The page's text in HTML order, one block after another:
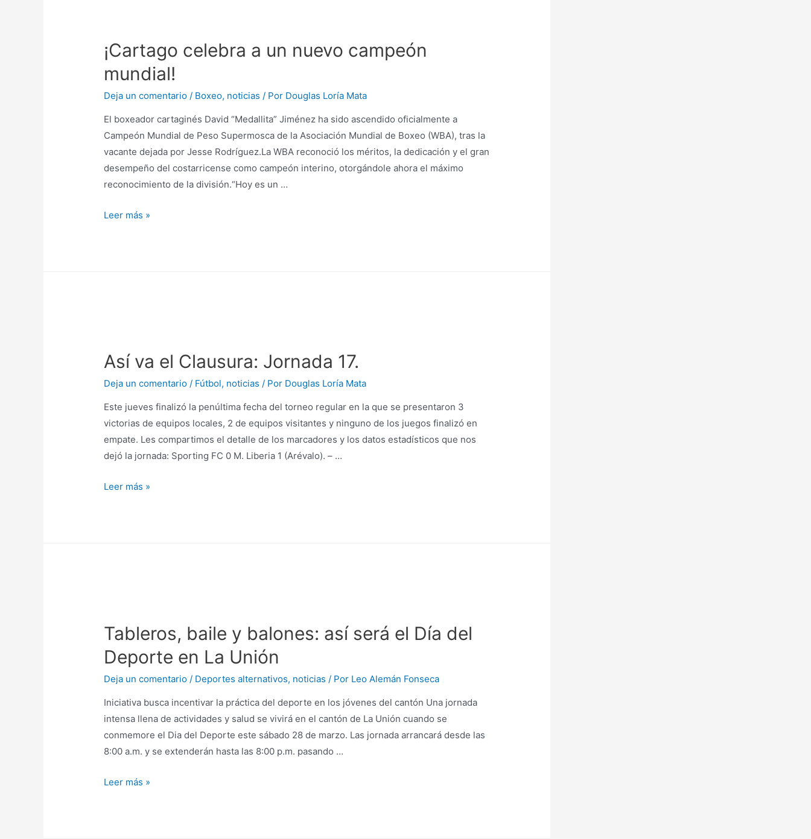
¡Cartago celebra a un nuevo campeón
mundial!
Deja un comentario / Boxeo, noticias / Por Douglas Loría Mata
El boxeador cartaginés David “Medallita” Jiménez ha sido ascendido oficialmente a
Campeón Mundial de Peso Supermosca de la Asociación Mundial de Boxeo (WBA), tras la
vacante dejada por Jesse Rodríguez.La WBA reconoció los méritos, la dedicación y el gran
desempeño del costarricense como campeón interino, otorgándole ahora el máximo
reconocimiento de la división.“Hoy es un …
Leer más »
Así va el Clausura: Jornada 17.
Deja un comentario / Fútbol, noticias / Por Douglas Loría Mata
Este jueves finalizó la penúltima fecha del torneo regular en la que se presentaron 3
victorias de equipos locales, 2 de equipos visitantes y ninguno de los juegos finalizó en
empate. Les compartimos el detalle de los marcadores y los datos estadísticos que nos
dejó la jornada: Sporting FC 0 M. Liberia 1 (Arévalo). – …
Leer más »
Tableros, baile y balones: así será el Día del
Deporte en La Unión
Deja un comentario / Deportes alternativos, noticias / Por Leo Alemán Fonseca
Iniciativa busca incentivar la práctica del deporte en los jóvenes del cantón Una jornada
intensa llena de actividades y salud se vivirá en el cantón de La Unión cuando se
conmemore el Dia del Deporte este sábado 28 de marzo. Las jornada arrancará desde las
8:00 a.m. y se extenderán hasta las 8:00 p.m. pasando …
Leer más »